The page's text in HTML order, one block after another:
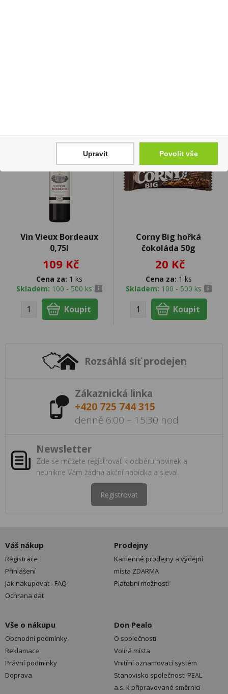
Vin Vieux Bordeaux
0,75l
109 Kč
Cena za: 1 ks
Skladem: 100 - 500 ks
Corny Big hořká
čokoláda 50g
20 Kč
Cena za: 1 ks
Skladem: 100 - 500 ks
Rozsáhlá síť prodejen
Zákaznická linka
+420 725 744 315
denně 6:00 – 15:30 hod
Newsletter
Zde se můžete registrovat k odběru novinek a
neunikne Vám žádná akční nabídka a sleva!
Registrovat
Váš nákup
Registrace
Přihlášení
Jak nakupovat - FAQ
Ochrana dat
Prodejny
Kamenné prodejny a výdejní
místa ZDARMA
Platební možnosti
Vše o nákupu
Obchodní podmínky
Reklamace
Právní podmínky
Doprava
Don Pealo
O společnosti
Volná místa
Vnitřní oznamovací systém
Stanovisko společnosti PEAL
a.s. k připravované směrnici
Upravit Povolit vše